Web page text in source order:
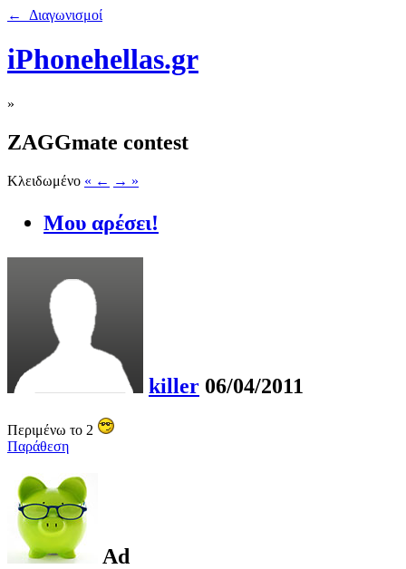
← Διαγωνισμοί
iPhonehellas.gr
»
ZAGGmate contest
Κλειδωμένο « ← → »
Μου αρέσει!
killer 06/04/2011
Περιμένω το 2
Παράθεση
Ad